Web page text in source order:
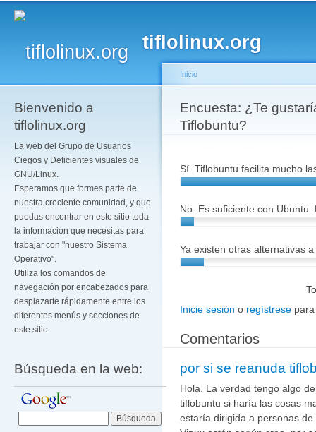
tiflolinux.org
Bienvenido a
tiflolinux.org
La web del Grupo de Usuarios
Ciegos y Deficientes visuales de
GNU/Linux.
Esperamos que formes parte de
nuestra creciente comunidad, y que
puedas encontrar en este sitio toda
la información que necesitas para
trabajar con "nuestro Sistema
Operativo".
Utiliza los comandos de
navegación por encabezados para
desplazarte rápidamente entre los
diferentes menús y secciones de
este sitio.
Búsqueda en la web:
Se encuentra usted
Inicio
Encuesta: ¿Te
Tiflobuntu?
Sí. Tiflobuntu facilita mucho
No. Es suficiente con
Ya existen otras alternativas
Inicie sesión o regístrese
Comentarios
por si se reanuda
Hola. La verdad tengo algo
tiflobuntu si haría las cosas
estaría dirigida a personas